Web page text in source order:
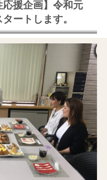
応援企画】令和元
ートします。